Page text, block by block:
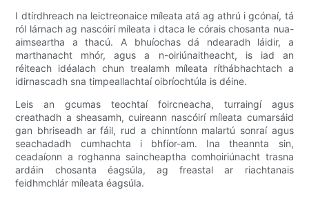
I dtírdhreach na leictreonaice míleata atá ag athrú i gcónaí, tá
ról lárnach ag nascóirí míleata i dtaca le córais chosanta nua-
aimseartha a thacú. A bhuíochas dá ndearadh láidir, a
marthanacht mhór, agus a n-oiriúnaitheacht, is iad an
réiteach idéalach chun trealamh míleata ríthábhachtach a
idirnascadh sna timpeallachtaí oibríochtúla is déine.
Leis an gcumas teochtaí foircneacha, turraingí agus
creathadh a sheasamh, cuireann nascóirí míleata cumarsáid
gan bhriseadh ar fáil, rud a chinntíonn malartú sonraí agus
seachadadh cumhachta i bhfíor-am. Ina theannta sin,
ceadaíonn a roghanna saincheaptha comhoiriúnacht trasna
ardáin chosanta éagsúla, ag freastal ar riachtanais
feidhmchlár míleata éagsúla.